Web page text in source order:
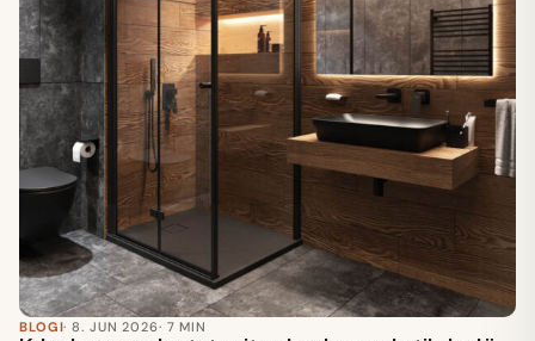
BLOGI· 8. JUN 2026· 7 MIN